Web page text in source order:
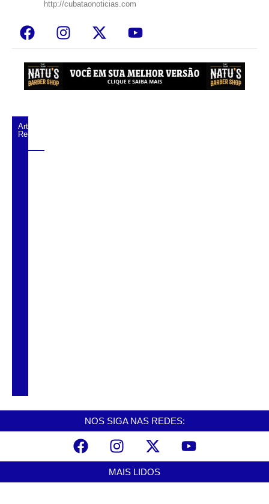
http://cubataonoticias.com
Artigos
Relacionados
NOS SIGA NAS REDES:
MAIS LIDOS